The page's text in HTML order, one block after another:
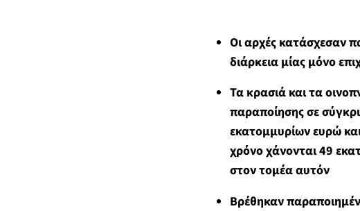
Οι αρχές κατάσχεσαν
διάρκεια μίας μόνο
Τα κρασιά και τα
παραποίησης σε
εκατομμυρίων ευρώ
χρόνο χάνονται 49
στον τομέα αυτόν
Βρέθηκαν